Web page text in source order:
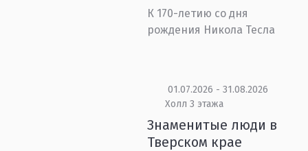
К 170-летию со дня
рождения Никола Тесла
01.07.2026 - 31.08.2026
Холл 3 этажа
Знаменитые люди в
Тверском крае